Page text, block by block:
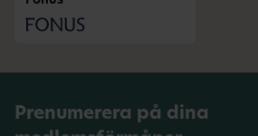
Prenumerera på dina